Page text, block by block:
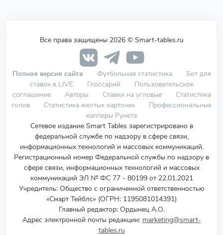
Все права защищены 2026 © Smart-tables.ru
Полная версия сайта Футбольная статистика
Бот для
ставок в LIVE
Глоссарий
Пользовательское
соглашение
Авторы Ставки на угловые
Статистика
голов
Статистика желтых карточек
Профессиональные
капперы Рунета
Сетевое издание Smart Tables зарегистрировано в
федеральной службе по надзору в сфере связи,
информационных технологий и массовых коммуникаций.
Регистрационный номер Федеральной службы по надзору в
сфере связи, информационных технологий и массовых
коммуникаций ЭЛ № ФС 77 - 80199 от 22.01.2021
Учредитель: Общество с ограниченной ответственностью
«Смарт Тейблс» (ОГРН: 1195081014391)
Главный редактор: Ордынец А.О.
Адрес электронной почты редакции: marketing@smart-
tables.ru